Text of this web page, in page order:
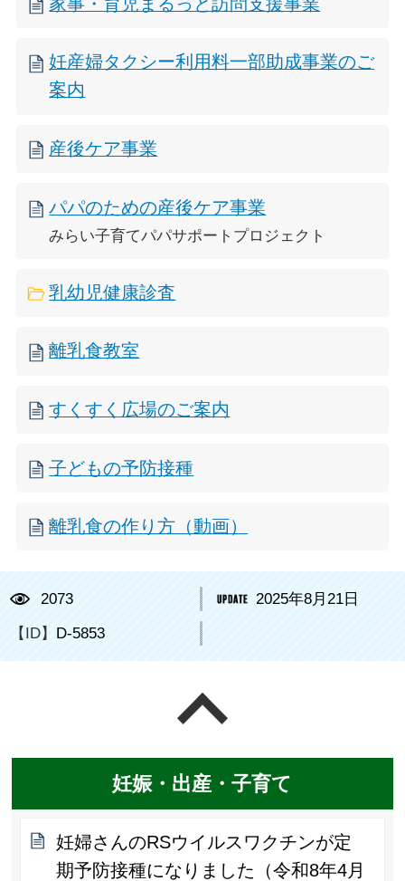
妊産婦タクシー利用料一部助成事業のご
案内
産後ケア事業
パパのための産後ケア事業
みらい子育てパパサポートプロジェクト
乳幼児健康診査
離乳食教室
すくすく広場のご案内
子どもの予防接種
離乳食の作り方（動画）
2073 2025年8月21日
【ID】 D-5853
妊娠・出産・子育て
妊婦さんのRSウイルスワクチンが定
期予防接種になりました（令和8年4月